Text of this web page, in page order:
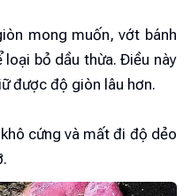
mong muốn, vớt bánh
bỏ dầu thừa. Điều này
được độ giòn lâu hơn.
cứng và mất đi độ dẻo